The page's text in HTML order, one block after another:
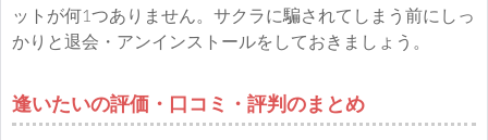
ットが何1つありません。サクラに騙されてしまう前にしっ
かりと退会・アンインストールをしておきましょう。
逢いたいの評価・口コミ・評判のまとめ